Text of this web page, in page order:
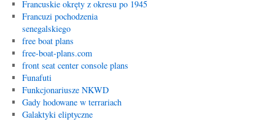
Francuskie okręty z okresu po 1945
Francuzi pochodzenia
senegalskiego
free boat plans
free-boat-plans.com
front seat center console plans
Funafuti
Funkcjonariusze NKWD
Gady hodowane w terrariach
Galaktyki eliptyczne